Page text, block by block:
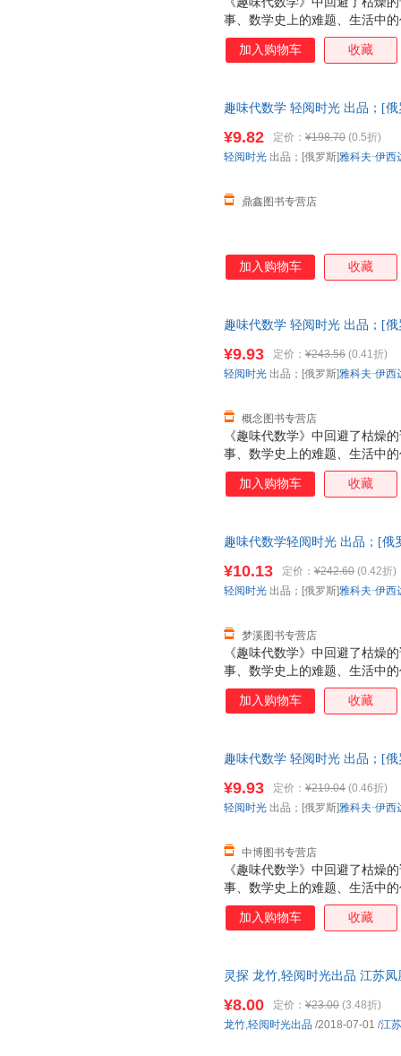
事、数学史上的难题、生活中
的就是为了培养起青少年们对
老师，当我们对一门学科发生
涉及了多种运算方法，也涉及
加入购物车 收藏
趣味代数学 轻阅时光 出品；[
¥9.82 定价： ¥198.70 (0.5折)
鼎鑫图书专营店
轻阅时光 出品；[俄罗斯]雅科夫·伊西
加入购物车 收藏
趣味代数学 轻阅时光 出品；[
换】
《趣味代数学》中回避了枯燥
事、数学史上的难题、生活中
的就是为了培养起青少年们对
老师，当我们对一门学科发生
涉及了多种运算方法，也涉及
¥9.93 定价： ¥243.56 (0.41折)
概念图书专营店
轻阅时光 出品；[俄罗斯]雅科夫·伊西
加入购物车 收藏
趣味代数学轻阅时光 出品；[俄
发票！
《趣味代数学》中回避了枯燥
事、数学史上的难题、生活中
的就是为了培养起青少年们对
老师，当我们对一门学科发生
涉及了多种运算方法，也涉及
¥10.13 定价： ¥242.60 (0.42折)
梦溪图书专营店
轻阅时光 出品；[俄罗斯]雅科夫·伊西
加入购物车 收藏
趣味代数学 轻阅时光 出品；[
换】
《趣味代数学》中回避了枯燥
事、数学史上的难题、生活中
的就是为了培养起青少年们对
老师，当我们对一门学科发生
涉及了多种运算方法，也涉及
¥9.93 定价： ¥219.04 (0.46折)
中博图书专营店
轻阅时光 出品；[俄罗斯]雅科夫·伊西
加入购物车 收藏
灵探 龙竹,轻阅时光出品 江苏
¥8.00 定价： ¥23.00 (3.48折)
龙竹,轻阅时光出品 /2018-07-01 /江